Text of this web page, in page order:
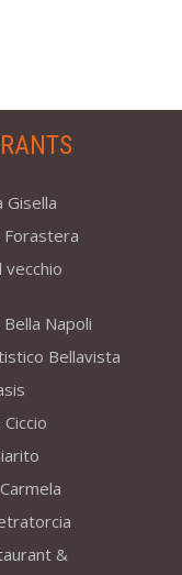
Gisella
vecchio
Napoli
Bellavista
&